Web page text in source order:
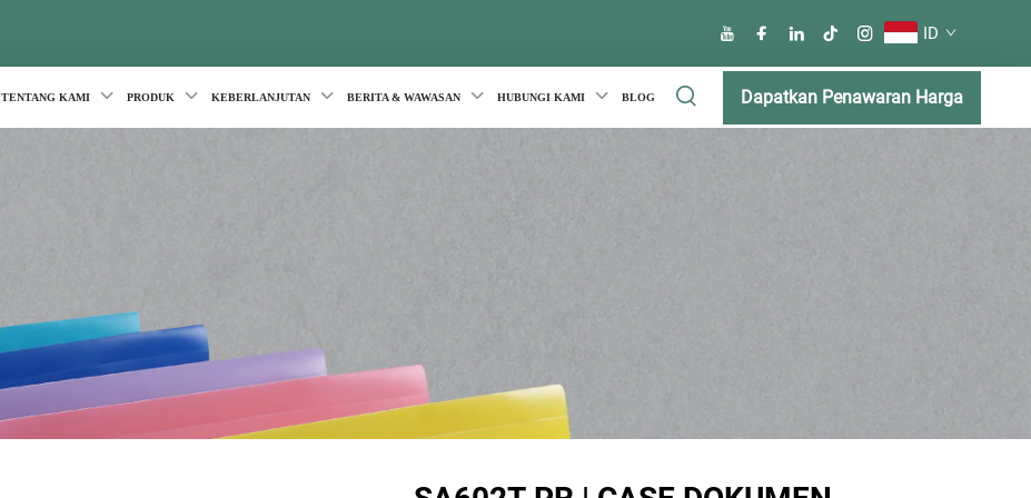
ID
TENTANG KAMI PRODUK KEBERLANJUTAN BERITA & WAWASAN HUBUNGI KAMI BLOG Dapatkan Penawaran Harga